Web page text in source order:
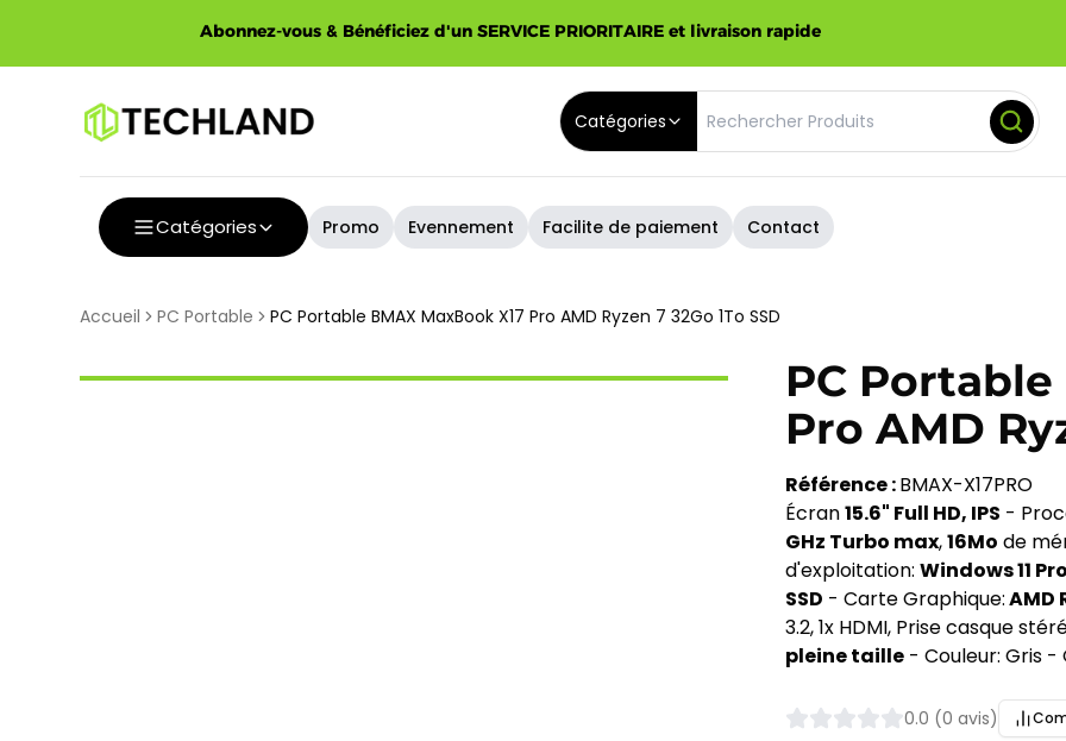
Abonnez-vous & Bénéficiez d'un SERVICE PRIORITAIRE et livraison rapide
Catégories
Catégories Promo Evennement Facilite de paiement Contact
Accueil PC Portable PC Portable BMAX MaxBook X17 Pro AMD Ryzen 7 32Go 1To SSD
PC Portable
Pro AMD
Référence :BMAX-X17PRO
Écran15.6" Full HD, IPS -
GHz Turbo max,16Mo de
d'exploitation: Windows 11 Pro
SSD - Carte Graphique:AMD
3.2, 1x HDMI, Prise casque
pleine taille- Couleur: Gris -
0.0 (0 avis)